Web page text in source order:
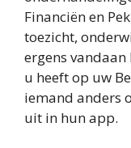
Financiën en
toezicht,
ergens
u heeft op uw
iemand anders
uit in hun app.